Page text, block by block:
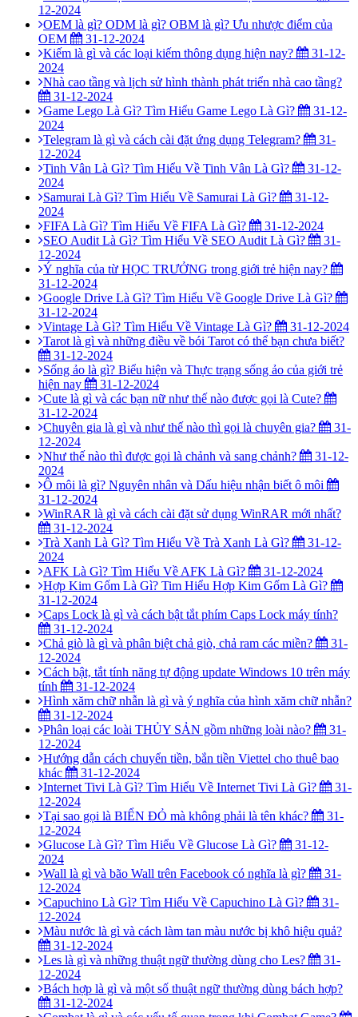
12-2024
OEM là gì? ODM là gì? OBM là gì? Ưu nhược điểm của
OEM
31-12-2024
Kiếm là gì và các loại kiếm thông dụng hiện nay?
31-12-
2024
Nhà cao tầng và lịch sử hình thành phát triển nhà cao tầng?
31-12-2024
Game Lego Là Gì? Tìm Hiểu Game Lego Là Gì?
31-12-
2024
Telegram là gì và cách cài đặt ứng dụng Telegram?
31-
12-2024
Tinh Vân Là Gì? Tìm Hiểu Về Tinh Vân Là Gì?
31-12-
2024
Samurai Là Gì? Tìm Hiểu Về Samurai Là Gì?
31-12-
2024
FIFA Là Gì? Tìm Hiểu Về FIFA Là Gì?
31-12-2024
SEO Audit Là Gì? Tìm Hiểu Về SEO Audit Là Gì?
31-
12-2024
Ý nghĩa của từ HỌC TRƯỞNG trong giới trẻ hiện nay?
31-12-2024
Google Drive Là Gì? Tìm Hiểu Về Google Drive Là Gì?
31-12-2024
Vintage Là Gì? Tìm Hiểu Về Vintage Là Gì?
31-12-2024
Tarot là gì và những điều về bói Tarot có thể bạn chưa biết?
31-12-2024
Sống ảo là gì? Biểu hiện và Thực trạng sống ảo của giới trẻ
hiện nay
31-12-2024
Cute là gì và các bạn nữ như thế nào được gọi là Cute?
31-12-2024
Chuyên gia là gì và như thế nào thì gọi là chuyên gia?
31-
12-2024
Như thế nào thì được gọi là chảnh và sang chảnh?
31-12-
2024
Ô môi là gì? Nguyên nhân và Dấu hiệu nhận biết ô môi
31-12-2024
WinRAR là gì và cách cài đặt sử dụng WinRAR mới nhất?
31-12-2024
Trà Xanh Là Gì? Tìm Hiểu Về Trà Xanh Là Gì?
31-12-
2024
AFK Là Gì? Tìm Hiểu Về AFK Là Gì?
31-12-2024
Hợp Kim Gốm Là Gì? Tim Hiểu Hợp Kim Gốm Là Gì?
31-12-2024
Caps Lock là gì và cách bật tắt phím Caps Lock máy tính?
31-12-2024
Chả giò là gì và phân biệt chả giò, chả ram các miền?
31-
12-2024
Cách bật, tắt tính năng tự động update Windows 10 trên máy
tính
31-12-2024
Hình xăm chữ nhẫn là gì và ý nghĩa của hình xăm chữ nhẫn?
31-12-2024
Phân loại các loài THỦY SẢN gồm những loài nào?
31-
12-2024
Hướng dẫn cách chuyển tiền, bắn tiền Viettel cho thuê bao
khác
31-12-2024
Internet Tivi Là Gì? Tìm Hiểu Về Internet Tivi Là Gì?
31-
12-2024
Tại sao gọi là BIỂN ĐỎ mà không phải là tên khác?
31-
12-2024
Glucose Là Gì? Tìm Hiểu Về Glucose Là Gì?
31-12-
2024
Wall là gì và bão Wall trên Facebook có nghĩa là gì?
31-
12-2024
Capuchino Là Gì? Tìm Hiểu Về Capuchino Là Gì?
31-
12-2024
Màu nước là gì và cách làm tan màu nước bị khô hiệu quả?
31-12-2024
Les là gì và những thuật ngữ thường dùng cho Les?
31-
12-2024
Bách hợp là gì và một số thuật ngữ thường dùng bách hợp?
31-12-2024